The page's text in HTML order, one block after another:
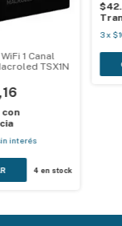
1 Canal
TSX1N
con
interés
4 en stock
3x